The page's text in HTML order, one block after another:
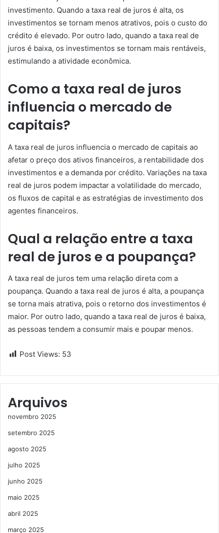
investimento. Quando a taxa real de juros é alta, os
investimentos se tornam menos atrativos, pois o custo do
crédito é elevado. Por outro lado, quando a taxa real de
juros é baixa, os investimentos se tornam mais rentáveis,
estimulando a atividade econômica.
Como a taxa real de juros
influencia o mercado de
capitais?
A taxa real de juros influencia o mercado de capitais ao
afetar o preço dos ativos financeiros, a rentabilidade dos
investimentos e a demanda por crédito. Variações na taxa
real de juros podem impactar a volatilidade do mercado,
os fluxos de capital e as estratégias de investimento dos
agentes financeiros.
Qual a relação entre a taxa
real de juros e a poupança?
A taxa real de juros tem uma relação direta com a
poupança. Quando a taxa real de juros é alta, a poupança
se torna mais atrativa, pois o retorno dos investimentos é
maior. Por outro lado, quando a taxa real de juros é baixa,
as pessoas tendem a consumir mais e poupar menos.
Post Views: 53
Arquivos
novembro 2025
setembro 2025
agosto 2025
julho 2025
junho 2025
maio 2025
abril 2025
março 2025